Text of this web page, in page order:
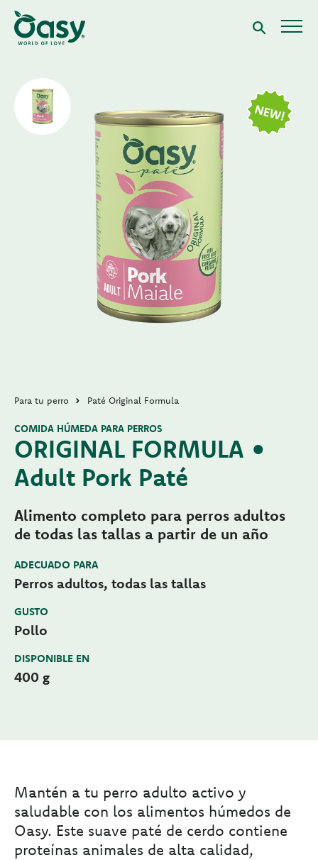
Para tu perro Paté Original Formula
ORIGINAL FORMULA •
Adult Pork Paté
COMIDA HÚMEDA PARA PERROS
Alimento completo para perros adultos
de todas las tallas a partir de un año
ADECUADO PARA
Perros adultos, todas las tallas
GUSTO
Pollo
DISPONIBLE EN
400 g
Mantén a tu perro adulto activo y
saludable con los alimentos húmedos de
Oasy. Este suave paté de cerdo contiene
proteínas animales de alta calidad,